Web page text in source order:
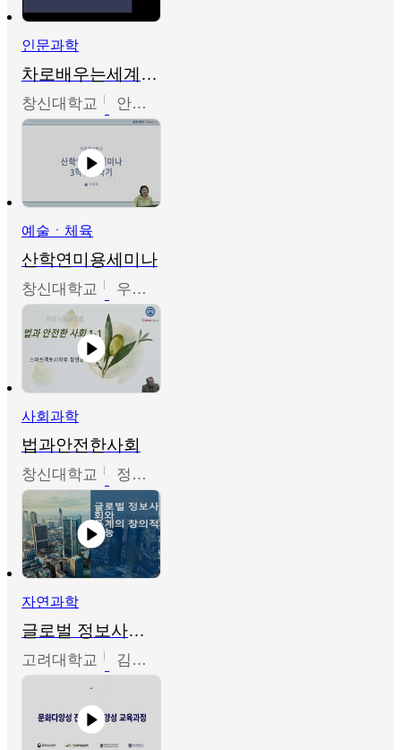
인문과학
차로배우는세계문화
창신대학교 안소영
예술ㆍ체육
산학연미용세미나
창신대학교 우미옥,오윤경,박선이
사회과학
법과안전한사회
창신대학교 정연균
자연과학
글로벌 정보사회와 통계의 창의적 기능
고려대학교 김희영